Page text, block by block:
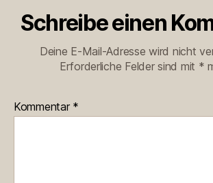
Schreibe einen
Deine E-Mail-Adresse wird nicht
Erforderliche Felder sind mit *
Kommentar *